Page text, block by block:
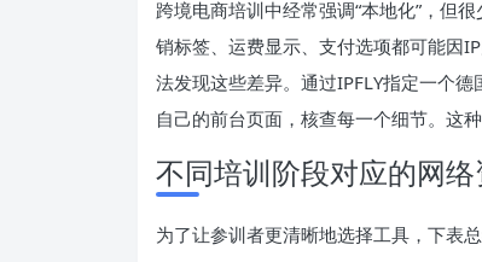
跨境电商培训中经常强调“本地化”，但
销标签、运费显示、支付选项都可能因
法发现这些差异。通过IPFLY指定一个
自己的前台页面，核查每一个细节。这
不同培训阶段对应的网
为了让参训者更清晰地选择工具，下表